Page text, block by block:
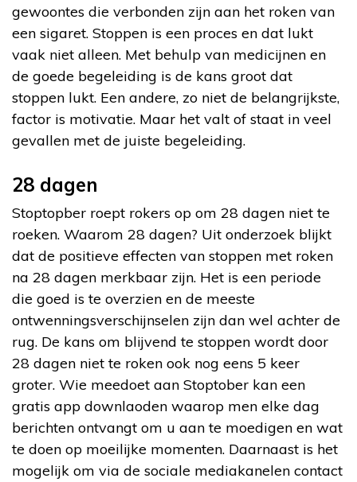
gewoontes die verbonden zijn aan het roken van
een sigaret. Stoppen is een proces en dat lukt
vaak niet alleen. Met behulp van medicijnen en
de goede begeleiding is de kans groot dat
stoppen lukt. Een andere, zo niet de belangrijkste,
factor is motivatie. Maar het valt of staat in veel
gevallen met de juiste begeleiding.
28 dagen
Stoptopber roept rokers op om 28 dagen niet te
roeken. Waarom 28 dagen? Uit onderzoek blijkt
dat de positieve effecten van stoppen met roken
na 28 dagen merkbaar zijn. Het is een periode
die goed is te overzien en de meeste
ontwenningsverschijnselen zijn dan wel achter de
rug. De kans om blijvend te stoppen wordt door
28 dagen niet te roken ook nog eens 5 keer
groter. Wie meedoet aan Stoptober kan een
gratis app downlaoden waarop men elke dag
berichten ontvangt om u aan te moedigen en wat
te doen op moeilijke momenten. Daarnaast is het
mogelijk om via de sociale mediakanelen contact